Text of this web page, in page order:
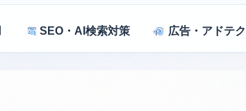
SEO・AI検索対策 広告・アドテク